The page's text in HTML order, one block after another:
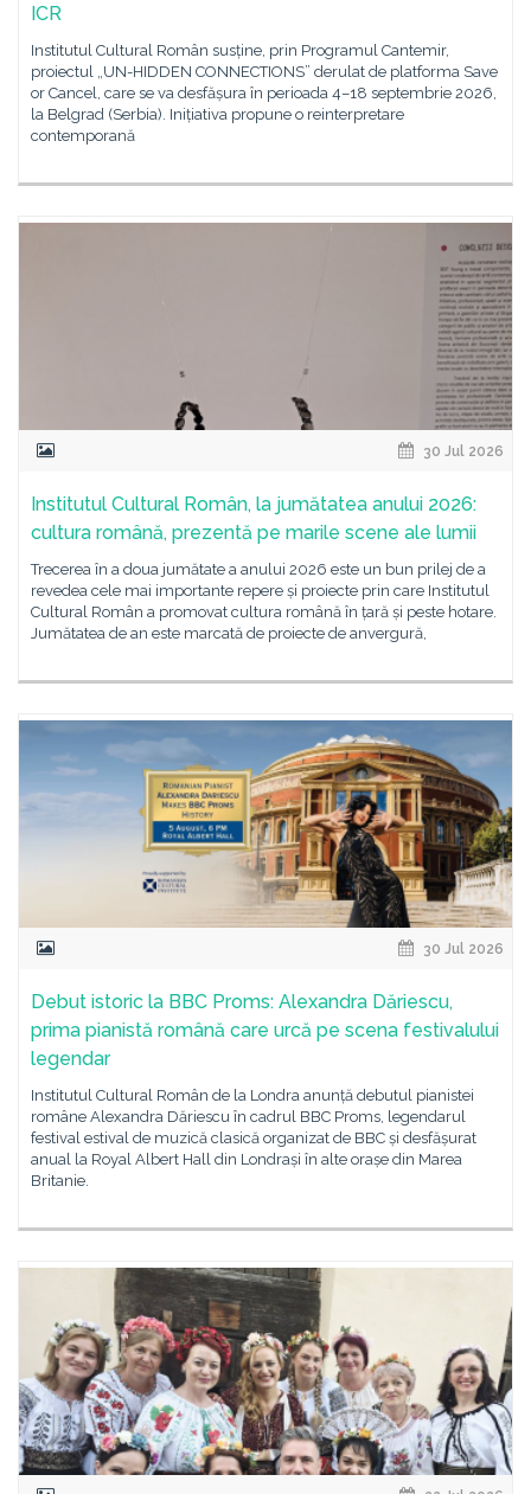
ICR
Institutul Cultural Român susține, prin Programul Cantemir,
proiectul „UN-HIDDEN CONNECTIONS” derulat de platforma Save
or Cancel, care se va desfășura în perioada 4–18 septembrie 2026,
la Belgrad (Serbia). Inițiativa propune o reinterpretare
contemporană
30 Jul 2026
Institutul Cultural Român, la jumătatea anului 2026:
cultura română, prezentă pe marile scene ale lumii
Trecerea în a doua jumătate a anului 2026 este un bun prilej de a
revedea cele mai importante repere și proiecte prin care Institutul
Cultural Român a promovat cultura română în țară și peste hotare.
Jumătatea de an este marcată de proiecte de anvergură,
30 Jul 2026
Debut istoric la BBC Proms: Alexandra Dăriescu,
prima pianistă română care urcă pe scena festivalului
legendar
Institutul Cultural Român de la Londra anunță debutul pianistei
române Alexandra Dăriescu în cadrul BBC Proms, legendarul
festival estival de muzică clasică organizat de BBC și desfășurat
anual la Royal Albert Hall din Londrași în alte orașe din Marea
Britanie.